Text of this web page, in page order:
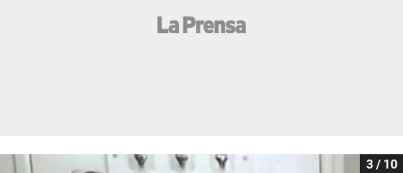
3 / 10